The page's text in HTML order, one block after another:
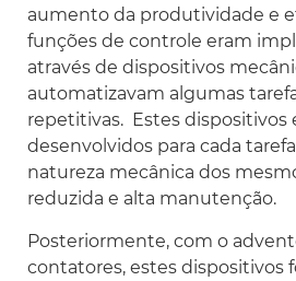
aumento da produtividade e
funções de controle eram
através de dispositivos
automatizavam algumas
repetitivas. Estes dispositivos
desenvolvidos para cada
natureza mecânica dos
reduzida e alta manutenção.
Posteriormente, com o
contatores, estes dispositivos